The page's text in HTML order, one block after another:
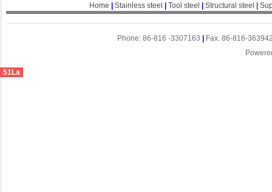
Home Stainless steel Tool steel Structural steel
Phone: 86-816 -3307163
Fax: 86-816-
51La